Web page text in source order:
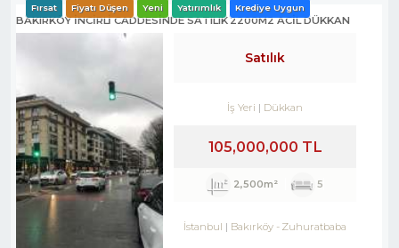
BAKIRKÖY İNCİRLİ CADDESINDE SATILIK 2200M2 ACİL DÜKKAN
Fırsat Fiyatı Düşen Yeni Yatırımlık Krediye Uygun
Satılık
İş Yeri Dükkan
105,000,000 TL
2,500m² 5
İstanbul Bakırköy- Zuhuratbaba